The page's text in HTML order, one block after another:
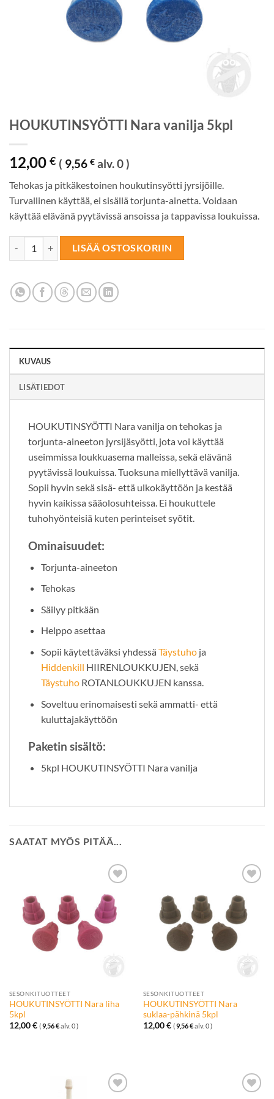
HOUKUTINSYÖTTI Nara vanilja 5kpl
12,00 € ( 9,56 € alv. 0 )
Tehokas ja pitkäkestoinen houkutinsyötti jyrsijöille.
Turvallinen käyttää, ei sisällä torjunta-ainetta. Voidaan
käyttää elävänä pyytävissä ansoissa ja tappavissa loukuissa.
HOUKUTINSYÖTTI Nara vanilja 5kpl määrä
LISÄÄ OSTOSKORIIN
KUVAUS
LISÄTIEDOT
HOUKUTINSYÖTTI Nara vanilja on tehokas ja
torjunta-aineeton jyrsijäsyötti, jota voi käyttää
useimmissa loukkuasema malleissa, sekä elävänä
pyytävissä loukuissa. Tuoksuna miellyttävä vanilja.
Sopii hyvin sekä sisä- että ulkokäyttöön ja kestää
hyvin kaikissa sääolosuhteissa. Ei houkuttele
tuhohyönteisiä kuten perinteiset syötit.
Ominaisuudet:
Torjunta-aineeton
Tehokas
Säilyy pitkään
Helppo asettaa
Sopii käytettäväksi yhdessä Täystuho ja
Hiddenkill HIIRENLOUKKUJEN, sekä
TäystuhoROTANLOUKKUJEN kanssa.
Soveltuu erinomaisesti sekä ammatti- että
kuluttajakäyttöön
Paketin sisältö:
5kpl HOUKUTINSYÖTTI Nara vanilja
SAATAT MYÖS PITÄÄ...
toivelistalle
SESONKITUOTTEET
HOUKUTINSYÖTTI Nara liha
5kpl
12,00€ (9,56€alv. 0 )
toivelistalle
SESONKITUOTTEET
HOUKUTINSYÖTTI Nara
suklaa-pähkinä 5kpl
12,00€ (9,56€alv. 0 )